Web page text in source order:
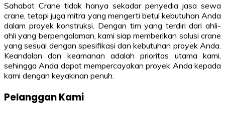
Sahabat Crane tidak hanya sekadar penyedia jasa sewa
crane, tetapi juga mitra yang mengerti betul kebutuhan Anda
dalam proyek konstruksi. Dengan tim yang terdiri dari ahli-
ahli yang berpengalaman, kami siap memberikan solusi crane
yang sesuai dengan spesifikasi dan kebutuhan proyek Anda.
Keandalan dan keamanan adalah prioritas utama kami,
sehingga Anda dapat mempercayakan proyek Anda kepada
kami dengan keyakinan penuh.
Pelanggan Kami